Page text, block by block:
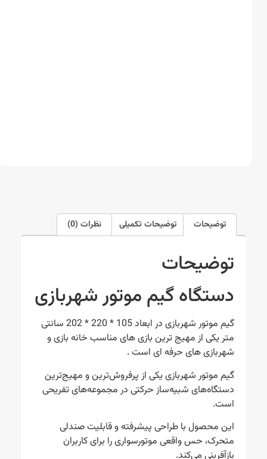
توضیحات توضیحات تکمیلی نظرات (0)
توضیحات
دستگاه گیم موتور شهربازی
گیم موتور شهربازی در ابعاد 105 * 220 * 202 سانتی
متر یکی از مهیج ترین بازی های مناسب خانه بازی و
شهربازی های حرفه ای است .
گیم موتور شهربازی یکی از پرفروش‌ترین و مهیج‌ترین
دستگاه‌های شبیه‌ساز حرکتی در مجموعه‌های تفریحی
این محصول با طراحی پیشرفته و قابلیت صندلی
متحرک، حس واقعی موتورسواری را برای کاربران
بازآفرینی می‌کند.